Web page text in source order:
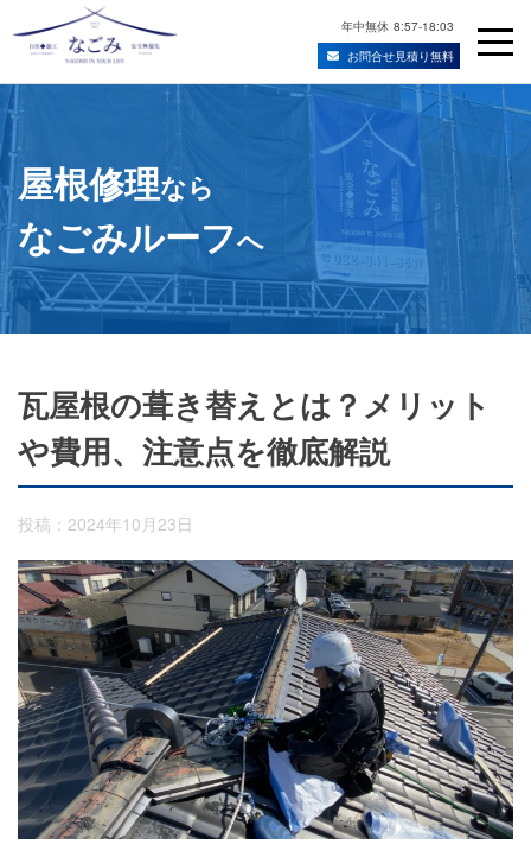
Skip
to
content
年中無休 8:57-18:03
お問合せ見積り無料
宮城県仙台市の屋根修理・雨漏り修理業者
屋根修理なら
なごみルーフへ
瓦屋根の葺き替えとは？メリット
や費用、注意点を徹底解説
投稿：2024年10月23日